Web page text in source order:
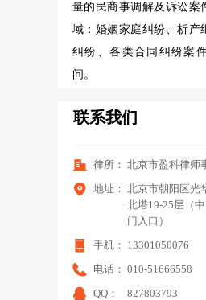
量的民商事调解及诉讼案
域：婚姻家庭纠纷、析产
纠纷、各类合同纠纷案
问。
联系我们
律所： 北京市盈科律师
地址： 北京市朝阳区光
北塔19-25层（
门入口）
手机： 13301050076
电话： 010-51666558
QQ：
827803793